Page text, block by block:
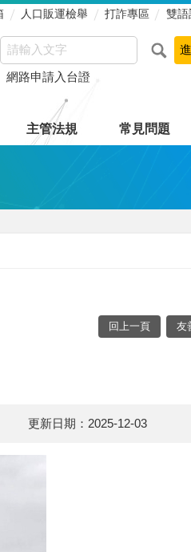
人口販運檢舉 打詐專區 雙語
網路申請入台證
主管法規 常見問題
回上一頁 友
更新日期：2025-12-03